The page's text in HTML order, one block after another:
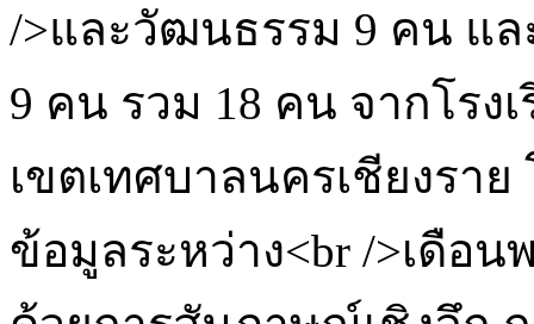
/>และวัฒนธรรม 9 คน แ
9 คน รวม 18 คน จากโรง
เขตเทศบาลนครเชียงราย
ข้อมูลระหว่าง<br />เดือ